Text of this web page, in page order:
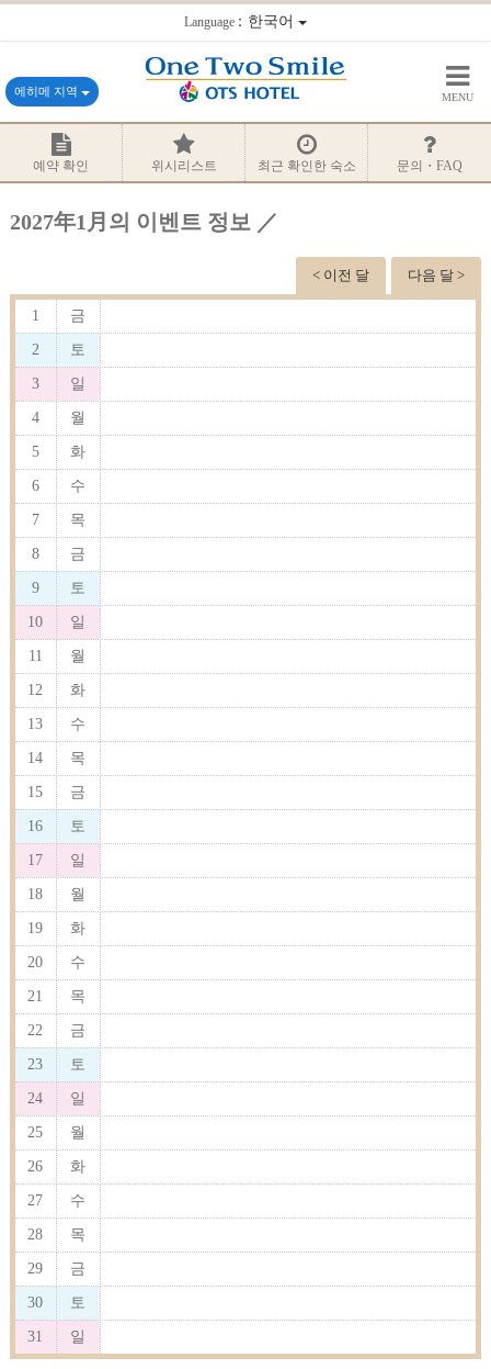
Language：한국어
에히메 지역 MENU
예약 확인 위시리스트 최근 확인한 숙소 문의・FAQ
2027年1月의 이벤트 정보 ／
다음 달 >
< 이전 달
1 금
2 토
3 일
4 월
5 화
6 수
7 목
8 금
9 토
10 일
11 월
12 화
13 수
14 목
15 금
16 토
17 일
18 월
19 화
20 수
21 목
22 금
23 토
24 일
25 월
26 화
27 수
28 목
29 금
30 토
31 일